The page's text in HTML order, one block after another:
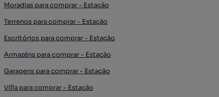
Moradias para comprar - Estação
Terrenos para comprar - Estação
Escritórios para comprar - Estação
Armazéns para comprar - Estação
Garagens para comprar - Estação
Villa para comprar - Estação